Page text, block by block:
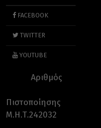
FACEBOOK
TWITTER
YOUTUBE
Αριθμός
Πιστοποίησης
Μ.Η.Τ.242032